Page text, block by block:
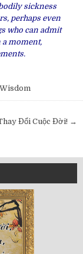
sickness
perhaps even
who can admit
moment,
Đổi Cuộc Đời! →